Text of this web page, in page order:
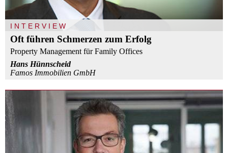
INTERVIEW
Oft führen Schmerzen zum Erfolg
Property Management für Family Offices
Hans Hünnscheid
Famos Immobilien GmbH